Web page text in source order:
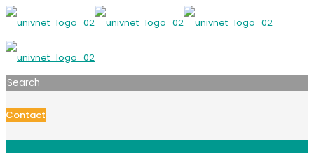
Contact